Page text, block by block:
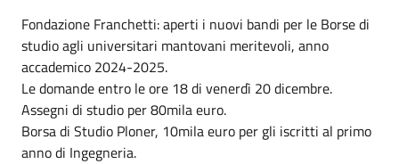
Fondazione Franchetti: aperti i nuovi bandi per le Borse di
studio agli universitari mantovani meritevoli, anno
accademico 2024-2025.
Le domande entro le ore 18 di venerdì 20 dicembre.
Assegni di studio per 80mila euro.
Borsa di Studio Ploner, 10mila euro per gli iscritti al primo
anno di Ingegneria.